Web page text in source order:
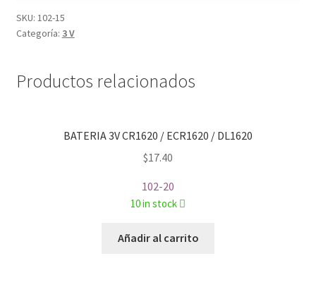
SKU: 102-15
Categoría: 3 V
Productos relacionados
BATERIA 3V CR1620 / ECR1620 / DL1620
$17.40
102-20
10 in stock
Añadir al carrito